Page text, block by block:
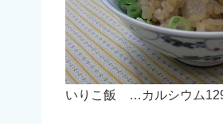
いりこ飯 …カルシウム